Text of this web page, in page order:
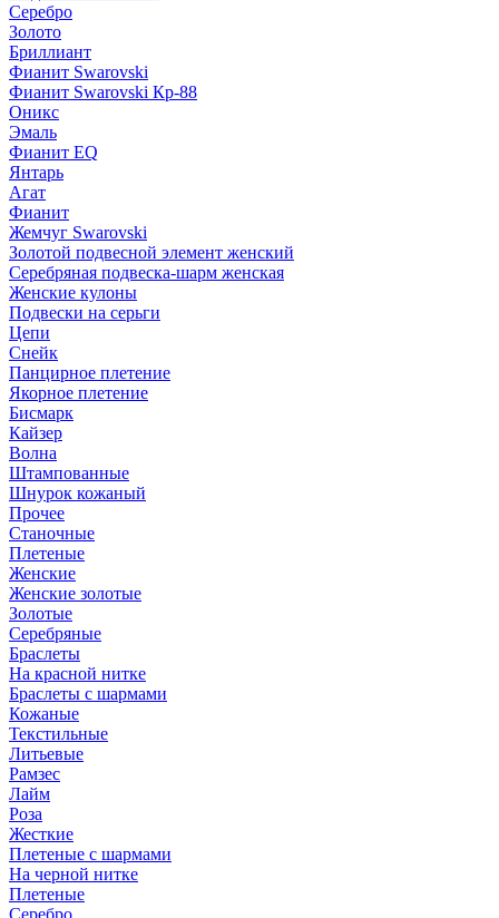
Серебро
Золото
Бриллиант
Фианит Swarovski
Фианит Swarovski Кр-88
Оникс
Эмаль
Фианит EQ
Янтарь
Агат
Фианит
Жемчуг Swarovski
Золотой подвесной элемент женcкий
Серебряная подвеска-шарм женская
Женские кулоны
Подвески на серьги
Цепи
Снейк
Панцирное плетение
Якорное плетение
Бисмарк
Кайзер
Волна
Штампованные
Шнурок кожаный
Прочее
Станочные
Плетеные
Женские
Женские золотые
Золотые
Серебряные
Браслеты
На красной нитке
Браслеты с шармами
Кожаные
Текстильные
Литьевые
Рамзес
Лайм
Роза
Жесткие
Плетеные с шармами
На черной нитке
Плетеные
Серебро